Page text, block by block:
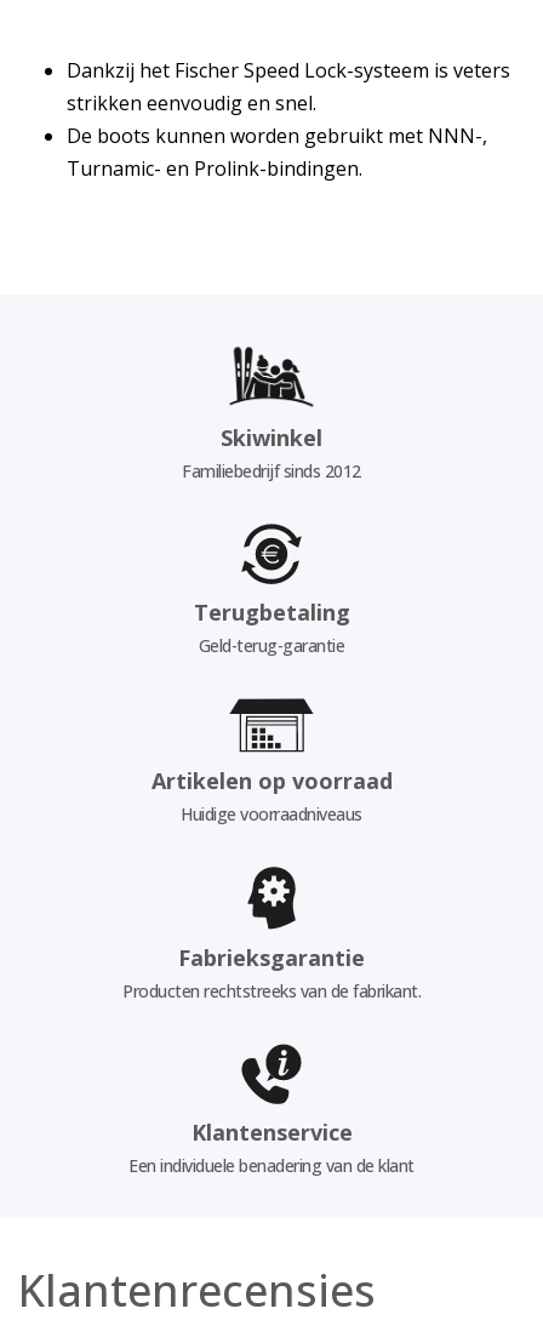
Dankzij het Fischer Speed Lock-systeem is veters
strikken eenvoudig en snel.
De boots kunnen worden gebruikt met NNN-,
Turnamic- en Prolink-bindingen.
Skiwinkel
Familiebedrijf sinds 2012
Terugbetaling
Geld-terug-garantie
Artikelen op voorraad
Huidige voorraadniveaus
Fabrieksgarantie
Producten rechtstreeks van de fabrikant.
Klantenservice
Een individuele benadering van de klant
Klantenrecensies